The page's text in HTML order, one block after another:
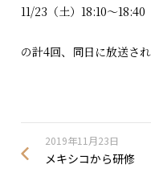
11/23（土）18:10〜18:40
の計4回、同日に放送され
2019年11月23日
メキシコから研修